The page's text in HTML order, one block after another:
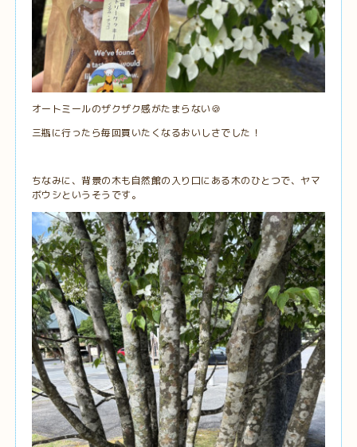
オートミールのザクザク感がたまらない🍪
三瓶に行ったら毎回買いたくなるおいしさでした！
ちなみに、背景の木も自然館の入り口にある木のひとつで、ヤマ
ボウシというそうです。